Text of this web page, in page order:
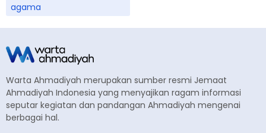
agama
Warta Ahmadiyah merupakan sumber resmi Jemaat
Ahmadiyah Indonesia yang menyajikan ragam informasi
seputar kegiatan dan pandangan Ahmadiyah mengenai
berbagai hal.